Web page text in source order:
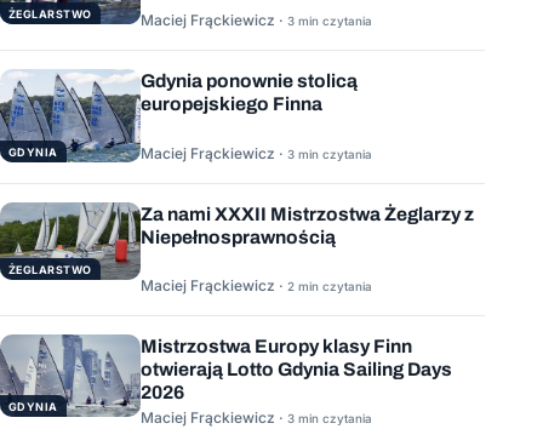
ŻEGLARSTWO Maciej Frąckiewicz · 3 min czytania
GDYNIA
Gdynia ponownie stolicą
europejskiego Finna
Maciej Frąckiewicz · 3 min czytania
ŻEGLARSTWO
Za nami XXXII Mistrzostwa Żeglarzy z
Niepełnosprawnością
Maciej Frąckiewicz · 2 min czytania
GDYNIA
Mistrzostwa Europy klasy Finn
otwierają Lotto Gdynia Sailing Days
2026
Maciej Frąckiewicz · 3 min czytania